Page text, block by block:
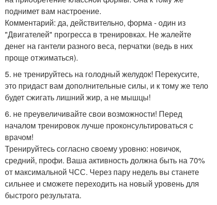
поднимет вам настроение.
Комментарий: да, действительно, форма - один из
"Двигателей" прогресса в тренировках. Не жалейте
денег на гантели разного веса, перчатки (ведь в них
проще отжиматься).
5. не тренируйтесь на голодный желудок! Перекусите,
это придаст вам дополнительные силы, и к тому же тело
будет сжигать лишний жир, а не мышцы!
6. не преувеличивайте свои возможности! Перед
началом тренировок лучше проконсультироваться с
врачом!
Тренируйтесь согласно своему уровню: новичок,
средний, профи. Ваша активность должна быть на 70%
от максимальной ЧСС. Через пару недель вы станете
сильнее и сможете переходить на новый уровень для
быстрого результата.